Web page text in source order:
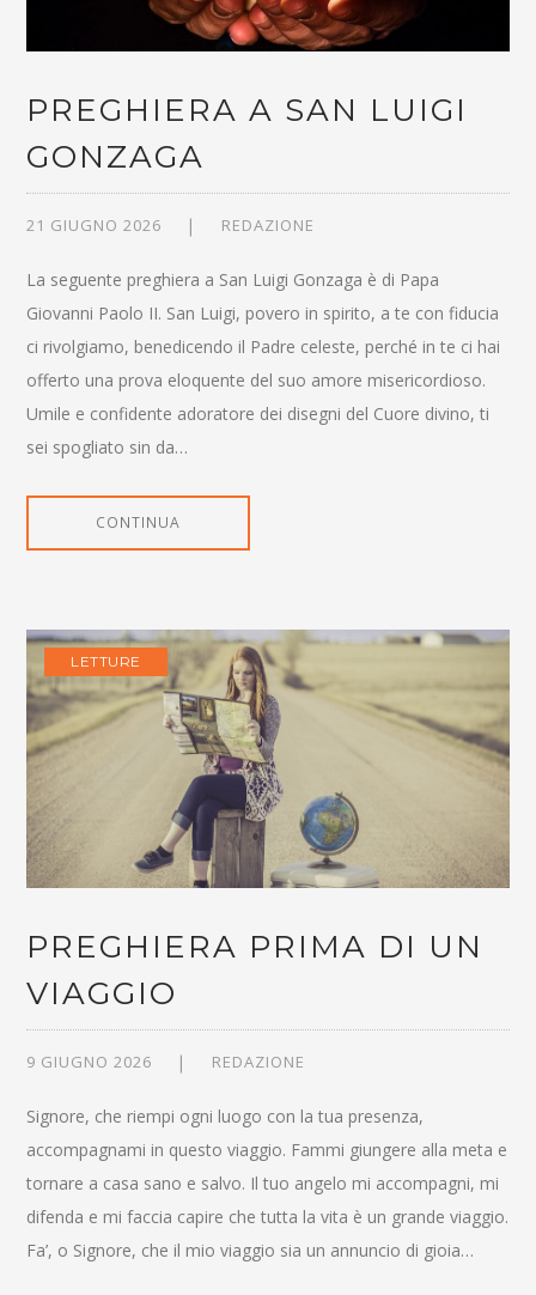
PREGHIERA A SAN LUIGI
GONZAGA
21 GIUGNO 2026 REDAZIONE
La seguente preghiera a San Luigi Gonzaga è di Papa
Giovanni Paolo II. San Luigi, povero in spirito, a te con fiducia
ci rivolgiamo, benedicendo il Padre celeste, perché in te ci hai
offerto una prova eloquente del suo amore misericordioso.
Umile e confidente adoratore dei disegni del Cuore divino, ti
sei spogliato sin da…
CONTINUA
LETTURE
PREGHIERA PRIMA DI UN
VIAGGIO
9 GIUGNO 2026 REDAZIONE
Signore, che riempi ogni luogo con la tua presenza,
accompagnami in questo viaggio. Fammi giungere alla meta e
tornare a casa sano e salvo. Il tuo angelo mi accompagni, mi
difenda e mi faccia capire che tutta la vita è un grande viaggio.
Fa’, o Signore, che il mio viaggio sia un annuncio di gioia…